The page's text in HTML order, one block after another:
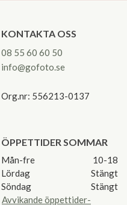
KONTAKTA OSS
08 55 60 60 50
info@gofoto.se
Org.nr: 556213-0137
ÖPPETTIDER SOMMAR
Mån-fre
10-18
Lördag
Stängt
Söndag
Stängt
Avvikande öppettider-